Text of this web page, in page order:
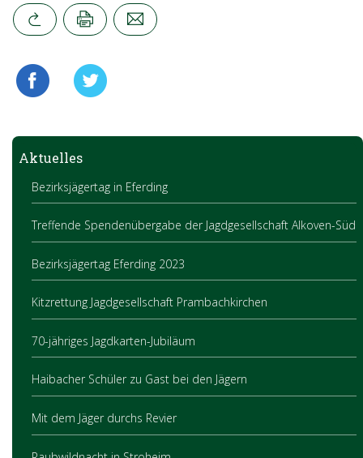
Aktuelles
Bezirksjägertag in Eferding
Treffende Spendenübergabe der Jagdgesellschaft Alkoven-Süd
Bezirksjägertag Eferding 2023
Kitzrettung Jagdgesellschaft Prambachkirchen
70-jähriges Jagdkarten-Jubiläum
Haibacher Schüler zu Gast bei den Jägern
Mit dem Jäger durchs Revier